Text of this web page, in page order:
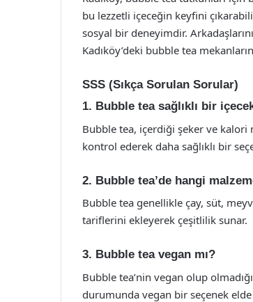
bu lezzetli içeceğin keyfini
sosyal bir deneyimdir.
Kadıköy’deki bubble tea
SSS (Sıkça Sorulan Sorular)
1. Bubble tea sağlıklı bir
Bubble tea, içerdiği şeker ve kalori
kontrol ederek daha sağlıklı bir
2. Bubble tea’de hangi
Bubble tea genellikle çay, süt,
tariflerini ekleyerek çeşitlilik sunar.
3. Bubble tea vegan mı?
Bubble tea’nin vegan olup
durumunda vegan bir seçenek